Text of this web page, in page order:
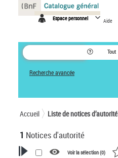
Espace personnel Aide
Tout
Recherche avancée
Accueil Liste de notices d’autorité
1 Notices d'autorité
Voir la sélection (0)
Panneau de gestion des cookies